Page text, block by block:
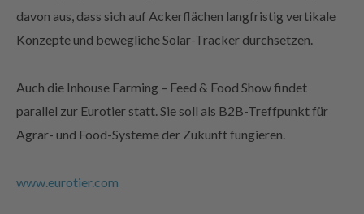
davon aus, dass sich auf Ackerflächen langfristig vertikale
Konzepte und bewegliche Solar-Tracker durchsetzen.
Auch die Inhouse Farming – Feed & Food Show findet
parallel zur Eurotier statt. Sie soll als B2B-Treffpunkt für
Agrar- und Food-Systeme der Zukunft fungieren.
www.eurotier.com